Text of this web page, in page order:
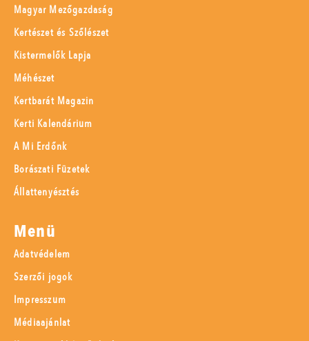
Magyar Mezőgazdaság
Kertészet és Szőlészet
Kistermelők Lapja
Méhészet
Kertbarát Magazin
Kerti Kalendárium
A Mi Erdőnk
Borászati Füzetek
Állattenyésztés
Menü
Adatvédelem
Szerzői jogok
Impresszum
Médiaajánlat